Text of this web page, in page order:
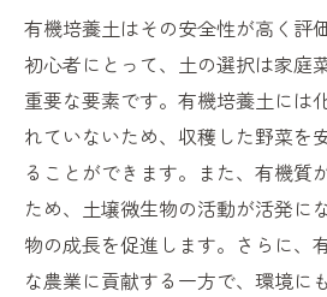
安全で安心な家庭菜園有機
安全に使える有機培養
安心して使える有機培
家庭菜園での有機培養
有機培養土による安全
家庭菜園での有機培養
健康的な家庭菜園を支
有機培養土はその安全性が高く評
初心者にとって、土の選択は家庭
重要な要素です。有機培養土には
れていないため、収穫した野菜を
ることができます。また、有機質
ため、土壌微生物の活動が活発に
物の成長を促進します。さらに、
な農業に貢献する一方で、環境に